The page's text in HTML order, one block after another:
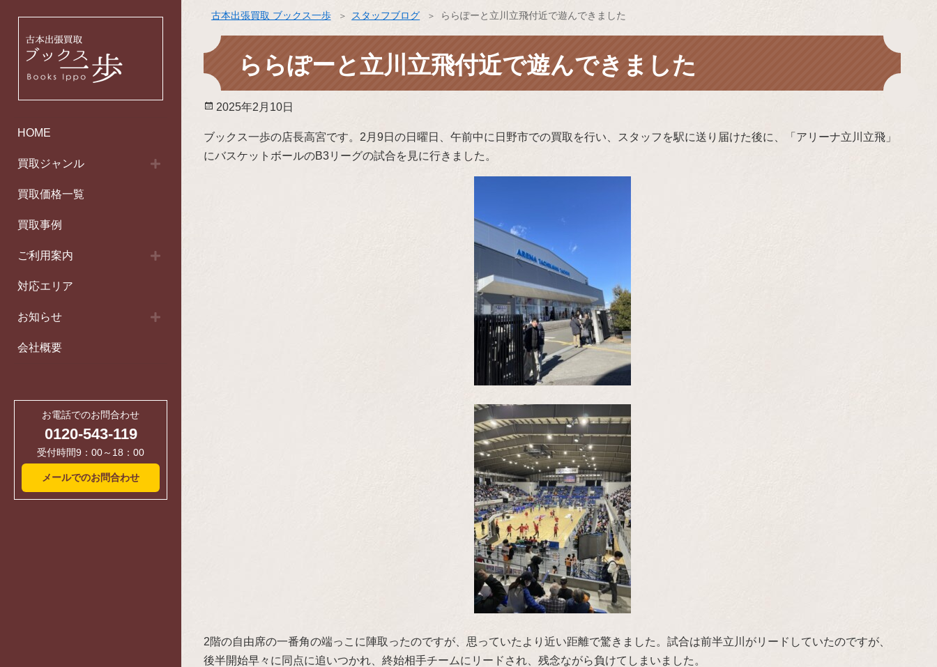
HOME
買取ジャンル
買取価格一覧
買取事例
ご利用案内
対応エリア
お知らせ
会社概要
お電話でのお問合わせ
0120-543-119
受付時間9：00～18：00
メールでのお問合わせ
古本出張買取 ブックス一歩 スタッフブログ ららぽーと立川立飛付近で遊んできました
ららぽーと立川立飛付近で遊んできました
投
日:
2025年2月10日
ブックス一歩の店長高宮です。2月9日の日曜日、午前中に日野市での買取を行い、スタッフを駅に送り届けた後に、「アリーナ立川立飛」
にバスケットボールのB3リーグの試合を見に行きました。
2階の自由席の一番角の端っこに陣取ったのですが、思っていたより近い距離で驚きました。試合は前半立川がリードしていたのですが、
後半開始早々に同点に追いつかれ、終始相手チームにリードされ、残念ながら負けてしまいました。